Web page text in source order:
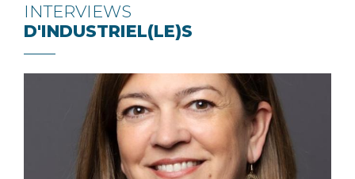
INTERVIEWS
D'INDUSTRIEL(LE)S